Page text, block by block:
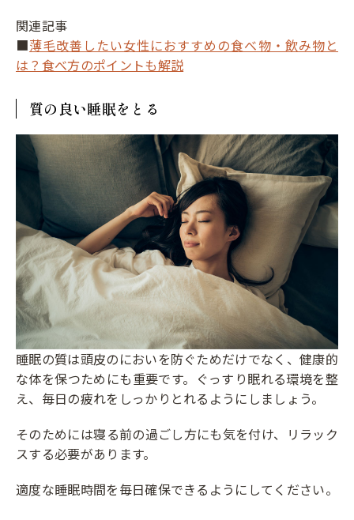
関連記事
■薄毛改善したい女性におすすめの食べ物・飲み物と
は？食べ方のポイントも解説
質の良い睡眠をとる
睡眠の質は頭皮のにおいを防ぐためだけでなく、健康的
な体を保つためにも重要です。ぐっすり眠れる環境を整
え、毎日の疲れをしっかりとれるようにしましょう。
そのためには寝る前の過ごし方にも気を付け、リラック
スする必要があります。
適度な睡眠時間を毎日確保できるようにしてください。